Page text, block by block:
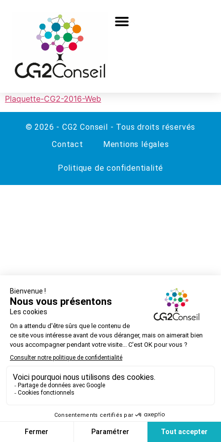
Plaquette-CG2-2016-Web
© 2026 - CG2 Conseil - Tous droits réservés
Contact
Mentions légales
Politique de confidentialité